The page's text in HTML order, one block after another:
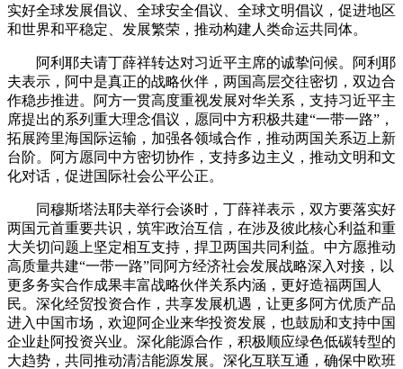
实好全球发展倡议、全球安全倡议、全球文明倡议，促进地区
和世界和平稳定、发展繁荣，推动构建人类命运共同体。
阿利耶夫请丁薛祥转达对习近平主席的诚挚问候。阿利耶
夫表示，阿中是真正的战略伙伴，两国高层交往密切，双边合
作稳步推进。阿方一贯高度重视发展对华关系，支持习近平主
席提出的系列重大理念倡议，愿同中方积极共建“一带一路”，
拓展跨里海国际运输，加强各领域合作，推动两国关系迈上新
台阶。阿方愿同中方密切协作，支持多边主义，推动文明和文
化对话，促进国际社会公平公正。
同穆斯塔法耶夫举行会谈时，丁薛祥表示，双方要落实好
两国元首重要共识，筑牢政治互信，在涉及彼此核心利益和重
大关切问题上坚定相互支持，捍卫两国共同利益。中方愿推动
高质量共建“一带一路”同阿方经济社会发展战略深入对接，以
更多务实合作成果丰富战略伙伴关系内涵，更好造福两国人
民。深化经贸投资合作，共享发展机遇，让更多阿方优质产品
进入中国市场，欢迎阿企业来华投资发展，也鼓励和支持中国
企业赴阿投资兴业。深化能源合作，积极顺应绿色低碳转型的
大趋势，共同推动清洁能源发展。深化互联互通，确保中欧班